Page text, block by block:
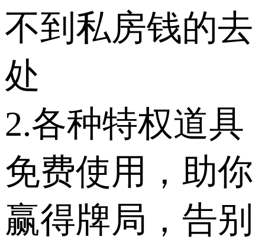
不到私房钱的去
处
2.各种特权道具
免费使用，助你
赢得牌局，告别